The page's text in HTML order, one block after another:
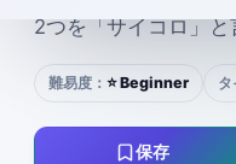
2つを「サイコロ」と
難易度： ⭐ Beginner タ
保存